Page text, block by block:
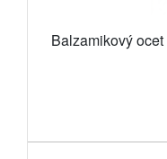
Balzamikový